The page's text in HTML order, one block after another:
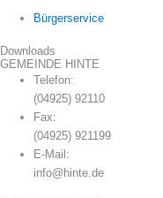
Bürgerservice
Downloads
GEMEINDE HINTE
Telefon:
(04925) 92110
Fax:
(04925) 921199
E-Mail:
info@hinte.de